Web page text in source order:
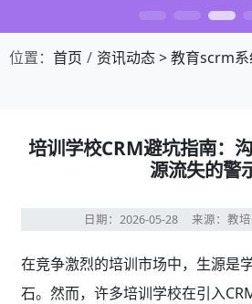
位置： 首页 资讯动态>教育scrm
培训学校CRM避坑指南：
源流失的警
日期：2026-05-28 来源：教
在竞争激烈的培训市场中，生源是
石。然而，许多培训学校在引入